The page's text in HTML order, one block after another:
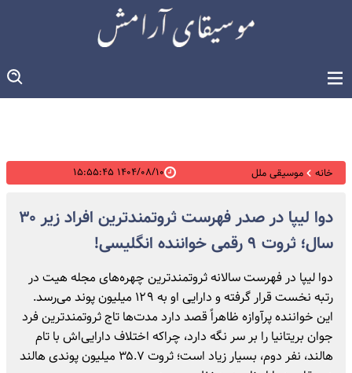
خانه موسیقی ملل ۱۴۰۴/۰۸/۱۰ ۱۵:۵۵:۴۵
دوا لیپا در صدر فهرست ثروتمندترین افراد زیر ۳۰
سال؛ ثروت ۹ رقمی خواننده انگلیسی!
دوا لیپا در فهرست سالانه ثروتمندترین چهره‌های مجله‌ هیت در
رتبه‌ نخست قرار گرفته و دارایی او به ۱۲۹ میلیون پوند می‌رسد.
این خواننده‌ پرآوازه ظاهراً قصد دارد مدت‌ها تاج ثروتمندترین فرد
جوان بریتانیا را بر سر نگه دارد، چراکه اختلاف دارایی‌اش با تام
هالند، نفر دوم، بسیار زیاد است؛ ثروت ۳۵.۷ میلیون پوندی هالند